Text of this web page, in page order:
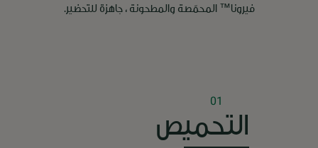
فيرونا™ المحمّصة والمطحونة ، جاهزة للتحضير.
01
التحميص